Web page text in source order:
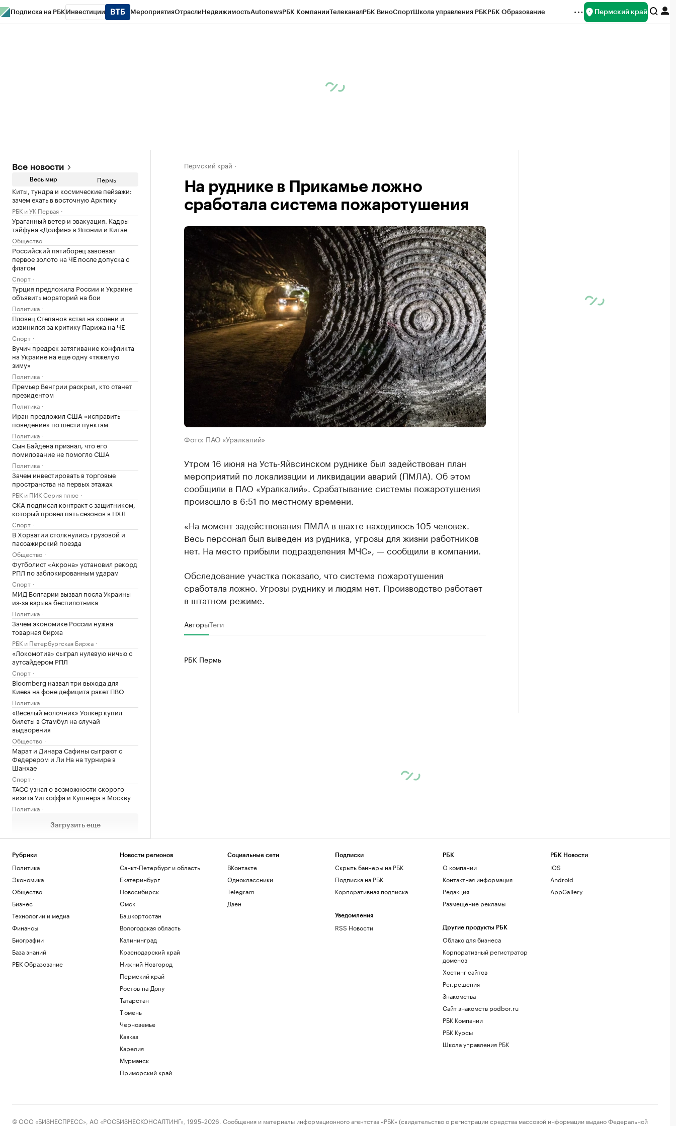
Подписка на РБК Инвестиции МероприятияОтраслиНедвижимостьAutonewsРБК КомпанииТелеканалРБК ВиноСпортШкола управления РБКРБК Образование Пермский край
Все новости
Весь мир Пермь
Киты, тундра и космические пейзажи:
зачем ехать в восточную Арктику
РБК и УК Первая
Ураганный ветер и эвакуация. Кадры
тайфуна «Долфин» в Японии и Китае
Общество
Российский пятиборец завоевал
первое золото на ЧЕ после допуска с
флагом
Спорт
Турция предложила России и Украине
объявить мораторий на бои
Политика
Пловец Степанов встал на колени и
извинился за критику Парижа на ЧЕ
Спорт
Вучич предрек затягивание конфликта
на Украине на еще одну «тяжелую
зиму»
Политика
Премьер Венгрии раскрыл, кто станет
президентом
Политика
Иран предложил США «исправить
поведение» по шести пунктам
Политика
Сын Байдена признал, что его
помилование не помогло США
Политика
Зачем инвестировать в торговые
пространства на первых этажах
РБК и ПИК Серия плюс
СКА подписал контракт с защитником,
который провел пять сезонов в НХЛ
Спорт
В Хорватии столкнулись грузовой и
пассажирский поезда
Общество
Футболист «Акрона» установил рекорд
РПЛ по заблокированным ударам
Спорт
МИД Болгарии вызвал посла Украины
из-за взрыва беспилотника
Политика
Зачем экономике России нужна
товарная биржа
РБК и Петербургская Биржа
«Локомотив» сыграл нулевую ничью с
аутсайдером РПЛ
Спорт
Bloomberg назвал три выхода для
Киева на фоне дефицита ракет ПВО
Политика
«Веселый молочник» Уолкер купил
билеты в Стамбул на случай
выдворения
Общество
Марат и Динара Сафины сыграют с
Федерером и Ли На на турнире в
Шанхае
Спорт
ТАСС узнал о возможности скорого
визита Уиткоффа и Кушнера в Москву
Политика
Загрузить еще
Пермский край
На руднике в Прикамье ложно
сработала система пожаротушения
Фото: ПАО «Уралкалий»
Утром 16 июня на Усть-Яйвсинском руднике был задействован план
мероприятий по локализации и ликвидации аварий (ПМЛА). Об этом
сообщили в ПАО «Уралкалий». Срабатывание системы пожаротушения
произошло в 6:51 по местному времени.
«На момент задействования ПМЛА в шахте находилось 105 человек.
Весь персонал был выведен из рудника, угрозы для жизни работников
нет. На место прибыли подразделения МЧС», — сообщили в компании.
Обследование участка показало, что система пожаротушения
сработала ложно. Угрозы руднику и людям нет. Производство работает
в штатном режиме.
АвторыТеги
РБК Пермь
Рубрики
Политика
Экономика
Общество
Бизнес
Технологии и медиа
Финансы
Биографии
База знаний
РБК Образование
Новости регионов
Санкт-Петербург и область
Екатеринбург
Новосибирск
Омск
Башкортостан
Вологодская область
Калининград
Краснодарский край
Нижний Новгород
Пермский край
Ростов-на-Дону
Татарстан
Тюмень
Черноземье
Кавказ
Карелия
Мурманск
Приморский край
Социальные сети
ВКонтакте
Одноклассники
Telegram
Дзен
Подписки
Скрыть баннеры на РБК
Подписка на РБК
Корпоративная подписка
Уведомления
RSS Новости
РБК
О компании
Контактная информация
Редакция
Размещение рекламы
Другие продукты РБК
Облако для бизнеса
Корпоративный регистратор
доменов
Хостинг сайтов
Рег.решения
Знакомства
Сайт знакомств podbor.ru
РБК Компании
РБК Курсы
Школа управления РБК
РБК Новости
iOS
Android
AppGallery
© ООО «БИЗНЕСПРЕСС», АО «РОСБИЗНЕСКОНСАЛТИНГ», 1995–2026. Сообщения и материалы информационного агентства «РБК» (свидетельство о регистрации средства массовой информации выдано Федеральной